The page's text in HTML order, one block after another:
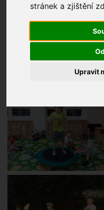
stránek a zjištění
Upravit